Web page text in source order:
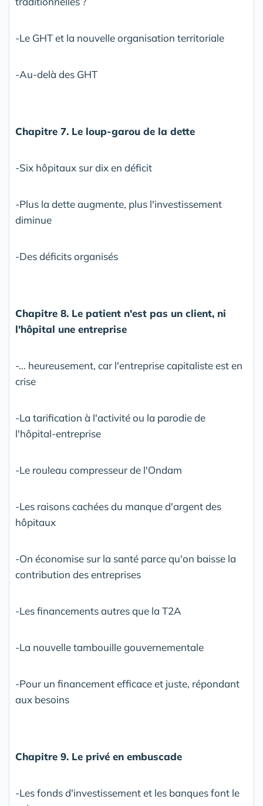
-Le GHT et la nouvelle organisation territoriale
-Au-delà des GHT
Chapitre 7. Le loup-garou de la dette
-Six hôpitaux sur dix en déficit
-Plus la dette augmente, plus l'investissement
diminue
-Des déficits organisés
Chapitre 8. Le patient n'est pas un client, ni
l'hôpital une entreprise
-... heureusement, car l'entreprise capitaliste est en
crise
-La tarification à l'activité ou la parodie de
l'hôpital-entreprise
-Le rouleau compresseur de l'Ondam
-Les raisons cachées du manque d'argent des
hôpitaux
-On économise sur la santé parce qu'on baisse la
contribution des entreprises
-Les financements autres que la T2A
-La nouvelle tambouille gouvernementale
-Pour un financement efficace et juste, répondant
aux besoins
Chapitre 9. Le privé en embuscade
-Les fonds d'investissement et les banques font le